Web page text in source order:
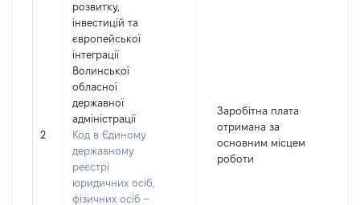
2
розвитку,
інвестицій та
європейської
інтеграції
Волинської
обласної
державної
адміністрації
Код в Єдиному
державному
реєстрі
юридичних осіб,
фізичних осіб –
Заробітна плата
отримана за
основним місцем
роботи